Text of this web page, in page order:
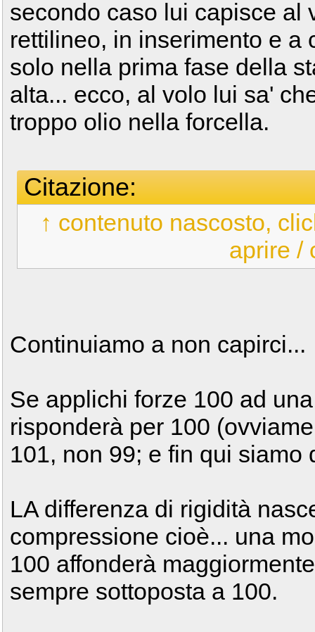
secondo caso lui capisce al
rettilineo, in inserimento e a
solo nella prima fase della
alta... ecco, al volo lui sa'
troppo olio nella forcella.
Citazione:
↑ contenuto nascosto,
aprire /
Continuiamo a non capirci...
Se applichi forze 100 ad
risponderà per 100
101, non 99; e fin qui siamo
LA differenza di rigidità
compressione cioè... una
100 affonderà
sempre sottoposta a 100.